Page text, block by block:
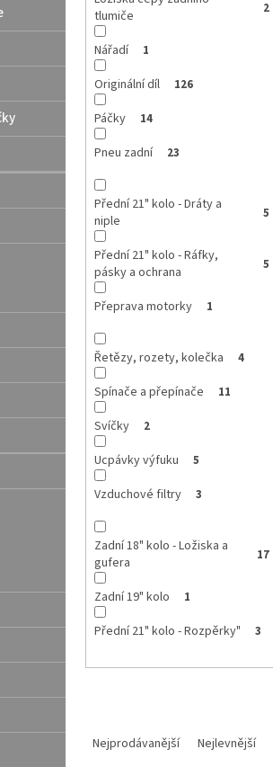
tlumiče
2
Nářadí 1
Originální díl 126
Páčky 14
Pneu zadní 23
Přední 21" kolo - Dráty a
niple
5
Přední 21" kolo - Ráfky,
pásky a ochrana
5
Přeprava motorky 1
Řetězy, rozety, kolečka 4
Spínače a přepínače 11
Svíčky 2
Ucpávky výfuku 5
Vzduchové filtry 3
Zadní 18" kolo - Ložiska a
gufera
17
Zadní 19" kolo 1
Přední 21" kolo - Rozpěrky" 3
Nejprodávanější Nejlevnější